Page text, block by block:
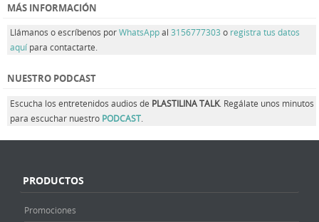
MÁS INFORMACIÓN
Llámanos o escríbenos porWhatsAppal 3156777303 o registra tus datos
aquí para contactarte.
NUESTRO PODCAST
Escucha los entretenidos audios de PLASTILINA TALK. Regálate unos minutos
para escuchar nuestro PODCAST
PRODUCTOS
Promociones